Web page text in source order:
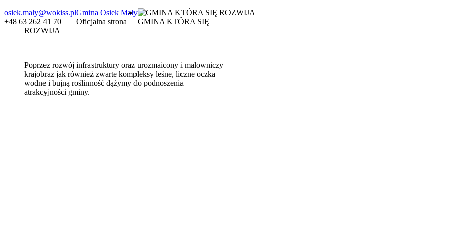
osiek.maly@wokiss.pl
+48 63 262 41 70
Gmina Osiek Mały
Oficjalna strona
GMINA KTÓRA SIĘ
ROZWIJA
Poprzez rozwój infrastruktury oraz urozmaicony i malowniczy
krajobraz jak również zwarte kompleksy leśne, liczne oczka
wodne i bujną roślinność dążymy do podnoszenia
atrakcyjności gminy.